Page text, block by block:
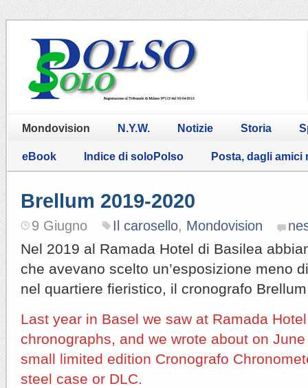
Mondovision N.Y.W. Notizie Storia
eBook Indice di soloPolso Posta, dagli amici
Brellum 2019-2020
9 Giugno Il carosello, Mondovision
Nel 2019 al Ramada Hotel di Basilea
che avevano scelto un’esposizione meno
nel quartiere fieristico, il cronografo
Last year in Basel we saw at Ramada
chronographs, and we wrote about on
small limited edition Cronografo
steel case or DLC.